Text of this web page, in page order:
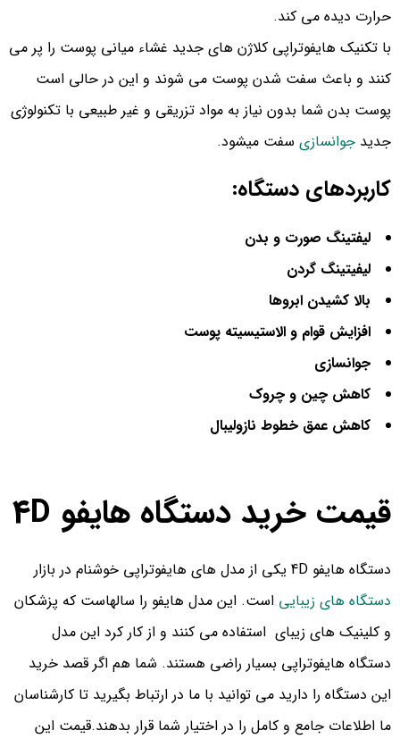
حرارت دیده می کند.
با تکنیک هایفوتراپی کلاژن های جدید غشاء میانی پوست را پر می
کنند و باعث سفت شدن پوست می شوند و این در حالی است
پوست بدن شما بدون نیاز به مواد تزریقی و غیر طبیعی با تکنولوژی
جدید جوانسازی سفت میشود.
کاربردهای دستگاه:
لیفتینگ صورت و بدن
لیفیتینگ گردن
بالا کشیدن ابروها
افزایش قوام و الاستیسیته پوست
جوانسازی
کاهش چین و چروک
کاهش عمق خطوط نازولیبال
قیمت خرید دستگاه هایفو 4D
دستگاه هایفو 4D یکی از مدل های هایفوتراپی خوشنام در بازار
دستگاه های زیبایی است. این مدل هایفو را سالهاست که پزشکان
و کلینیک های زیبای استفاده می کنند و از کار کرد این مدل
دستگاه هایفوتراپی بسیار راضی هستند. شما هم اگر قصد خرید
این دستگاه را دارید می توانید با ما در ارتباط بگیرید تا کارشناسان
ما اطلاعات جامع و کامل را در اختیار شما قرار بدهند.قیمت این